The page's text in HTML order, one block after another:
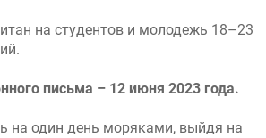
на студентов и молодежь 18–23
письма – 12 июня 2023 года.
на один день моряками, выйдя на